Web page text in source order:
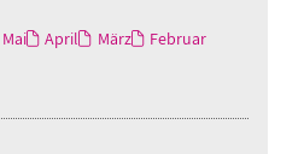
Mai April März
Februar